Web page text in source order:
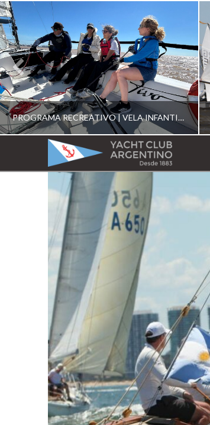
PROGRAMA RECREATIVO | VELA INFANTIL, JUVENIL Y DE CRUCERO 2026
ESCUELA RECREATIVA 2026
YACHT
CLUB